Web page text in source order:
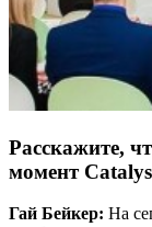
Расскажите,
момент
Гай Бейкер: На